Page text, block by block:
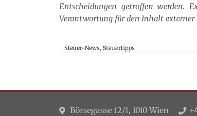
Entscheidungen getroffen werden.
Verantwortung für den Inhalt externer
Steuer-News, Steuertipps
Börsegasse 12/1, 1010 Wien